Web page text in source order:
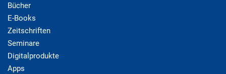
Bücher
E-Books
Zeitschriften
Seminare
Digitalprodukte
Apps